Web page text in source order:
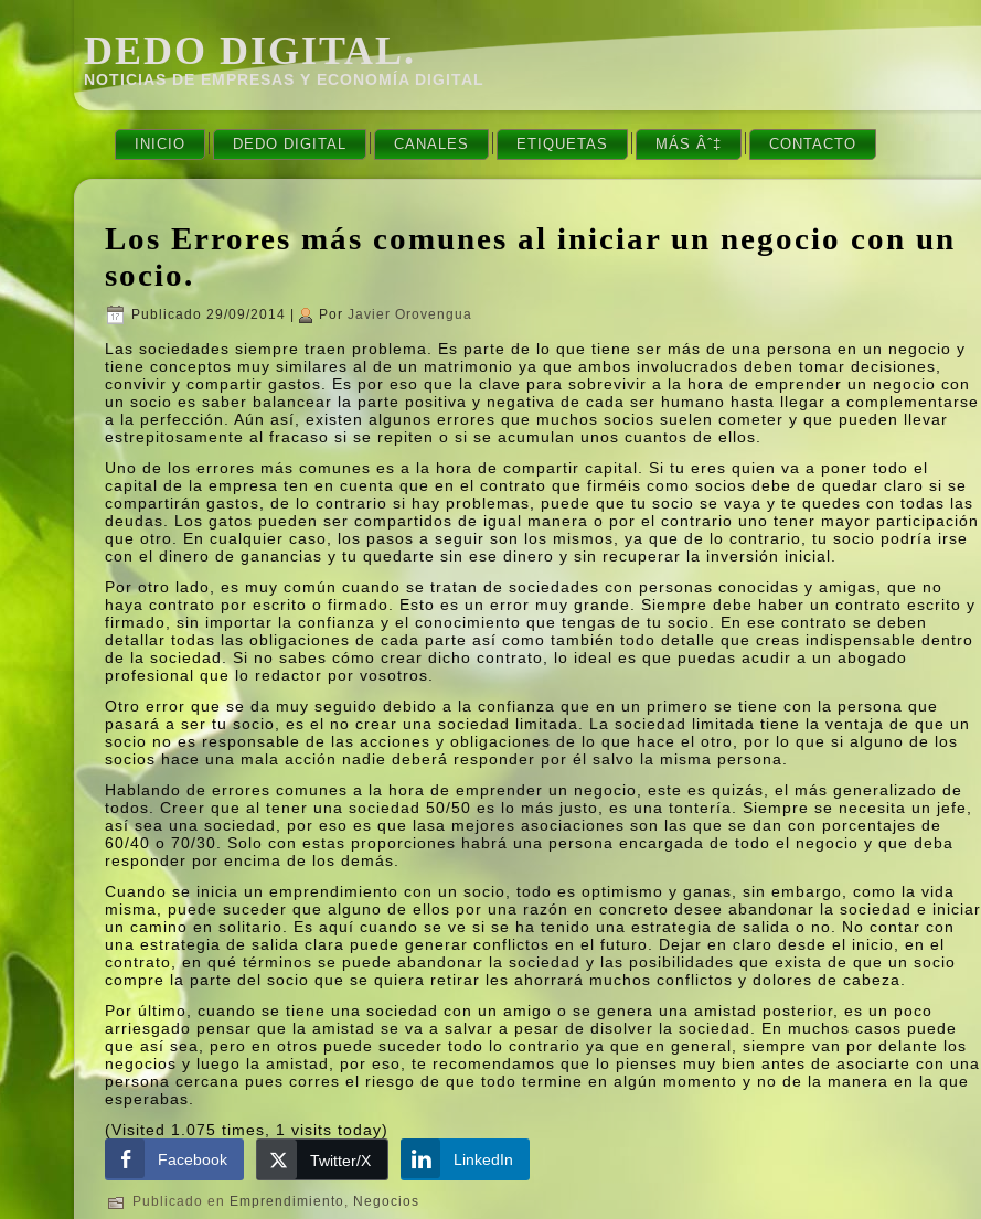
DEDO DIGITAL.
NOTICIAS DE EMPRESAS Y ECONOMÍ­A DIGITAL
INICIO DEDO DIGITAL CANALES ETIQUETAS MÁS Âˆ‡ CONTACTO
Los Errores más comunes al iniciar un negocio con un
socio.
Publicado 29/09/2014 Por Javier Orovengua
Las sociedades siempre traen problema. Es parte de lo que tiene ser más de una persona en un negocio y
tiene conceptos muy similares al de un matrimonio ya que ambos involucrados deben tomar decisiones,
convivir y compartir gastos. Es por eso que la clave para sobrevivir a la hora de emprender un negocio con
un socio es saber balancear la parte positiva y negativa de cada ser humano hasta llegar a complementarse
a la perfección. Aún así­, existen algunos errores que muchos socios suelen cometer y que pueden llevar
estrepitosamente al fracaso si se repiten o si se acumulan unos cuantos de ellos.
Uno de los errores más comunes es a la hora de compartir capital. Si tu eres quien va a poner todo el
capital de la empresa ten en cuenta que en el contrato que firméis como socios debe de quedar claro si se
compartirán gastos, de lo contrario si hay problemas, puede que tu socio se vaya y te quedes con todas las
deudas. Los gatos pueden ser compartidos de igual manera o por el contrario uno tener mayor participación
que otro. En cualquier caso, los pasos a seguir son los mismos, ya que de lo contrario, tu socio podrí­a irse
con el dinero de ganancias y tu quedarte sin ese dinero y sin recuperar la inversión inicial.
Por otro lado, es muy común cuando se tratan de sociedades con personas conocidas y amigas, que no
haya contrato por escrito o firmado. Esto es un error muy grande. Siempre debe haber un contrato escrito y
firmado, sin importar la confianza y el conocimiento que tengas de tu socio. En ese contrato se deben
detallar todas las obligaciones de cada parte así­ como también todo detalle que creas indispensable dentro
de la sociedad. Si no sabes cómo crear dicho contrato, lo ideal es que puedas acudir a un abogado
profesional que lo redactor por vosotros.
Otro error que se da muy seguido debido a la confianza que en un primero se tiene con la persona que
pasará a ser tu socio, es el no crear una sociedad limitada. La sociedad limitada tiene la ventaja de que un
socio no es responsable de las acciones y obligaciones de lo que hace el otro, por lo que si alguno de los
socios hace una mala acción nadie deberá responder por él salvo la misma persona.
Hablando de errores comunes a la hora de emprender un negocio, este es quizás, el más generalizado de
todos. Creer que al tener una sociedad 50/50 es lo más justo, es una tonterí­a. Siempre se necesita un jefe,
así­ sea una sociedad, por eso es que lasa mejores asociaciones son las que se dan con porcentajes de
60/40 o 70/30. Solo con estas proporciones habrá una persona encargada de todo el negocio y que deba
responder por encima de los demás.
Cuando se inicia un emprendimiento con un socio, todo es optimismo y ganas, sin embargo, como la vida
misma, puede suceder que alguno de ellos por una razón en concreto desee abandonar la sociedad e iniciar
un camino en solitario. Es aquí­ cuando se ve si se ha tenido una estrategia de salida o no. No contar con
una estrategia de salida clara puede generar conflictos en el futuro. Dejar en claro desde el inicio, en el
contrato, en qué términos se puede abandonar la sociedad y las posibilidades que exista de que un socio
compre la parte del socio que se quiera retirar les ahorrará muchos conflictos y dolores de cabeza.
Por último, cuando se tiene una sociedad con un amigo o se genera una amistad posterior, es un poco
arriesgado pensar que la amistad se va a salvar a pesar de disolver la sociedad. En muchos casos puede
que así­ sea, pero en otros puede suceder todo lo contrario ya que en general, siempre van por delante los
negocios y luego la amistad, por eso, te recomendamos que lo pienses muy bien antes de asociarte con una
persona cercana pues corres el riesgo de que todo termine en algún momento y no de la manera en la que
esperabas.
(Visited 1.075 times, 1 visits today)
Facebook
Twitter/X LinkedIn
Publicado en Emprendimiento , Negocios